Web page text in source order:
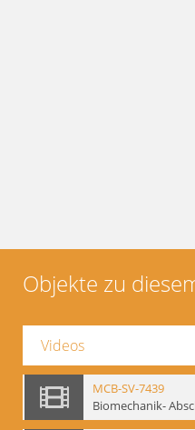
Objekte zu
Videos
MCB-SV-7439